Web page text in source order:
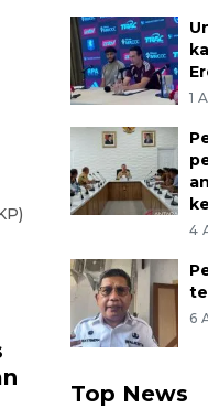
1
4
6
Top News